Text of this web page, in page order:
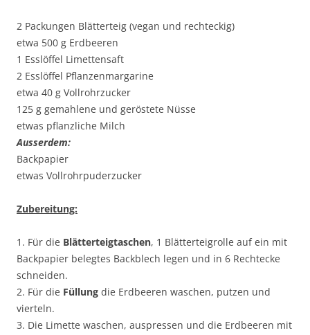
2 Packungen Blätterteig (vegan und rechteckig)
etwa 500 g Erdbeeren
1 Esslöffel Limettensaft
2 Esslöffel Pflanzenmargarine
etwa 40 g Vollrohrzucker
125 g gemahlene und geröstete Nüsse
etwas pflanzliche Milch
Ausserdem:
Backpapier
etwas Vollrohrpuderzucker
Zubereitung:
1. Für die Blätterteigtaschen, 1 Blätterteigrolle auf ein mit
Backpapier belegtes Backblech legen und in 6 Rechtecke
schneiden.
2. Für die Füllung die Erdbeeren waschen, putzen und
vierteln.
3. Die Limette waschen, auspressen und die Erdbeeren mit